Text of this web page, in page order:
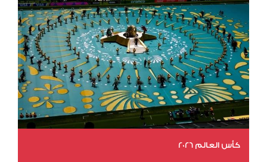
كأس العالم 2026